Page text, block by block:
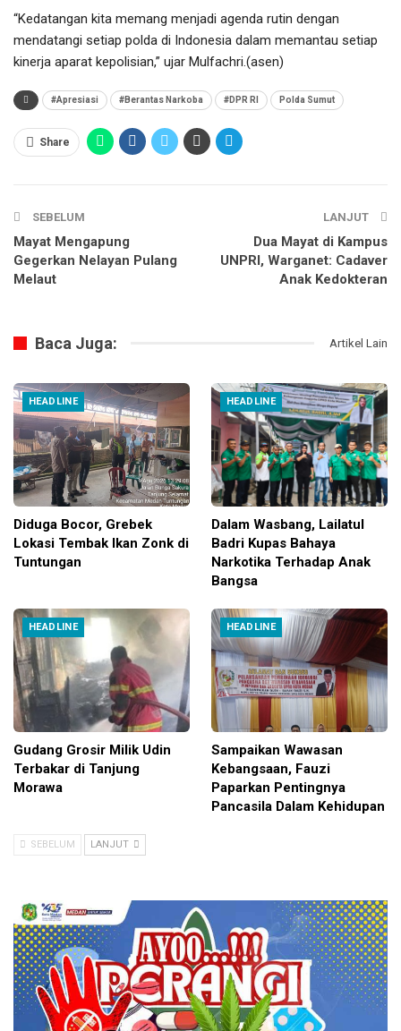
“Kedatangan kita memang menjadi agenda rutin dengan
mendatangi setiap polda di Indonesia dalam memantau setiap
kinerja aparat kepolisian,” ujar Mulfachri.(asen)
#Apresiasi #Berantas Narkoba #DPR RI Polda Sumut
Share
SEBELUM
Mayat Mengapung
Gegerkan Nelayan Pulang
Melaut
LANJUT
Dua Mayat di Kampus
UNPRI, Warganet: Cadaver
Anak Kedokteran
Baca Juga: Artikel Lain
HEADLINE
Diduga Bocor, Grebek
Lokasi Tembak Ikan Zonk di
Tuntungan
HEADLINE
Dalam Wasbang, Lailatul
Badri Kupas Bahaya
Narkotika Terhadap Anak
Bangsa
HEADLINE
Gudang Grosir Milik Udin
Terbakar di Tanjung
Morawa
HEADLINE
Sampaikan Wawasan
Kebangsaan, Fauzi
Paparkan Pentingnya
Pancasila Dalam Kehidupan
SEBELUM LANJUT